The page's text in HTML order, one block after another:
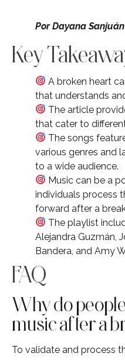
Por Dayana Sanjuán
Key
A broken heart
that understands
The article
that cater to
The songs
various genres and
to a wide audience.
Music can be a
individuals process
forward after a
The playlist
Alejandra Guzmán,
Bandera, and Amy
FAQ
Why do
music after a
To validate and process